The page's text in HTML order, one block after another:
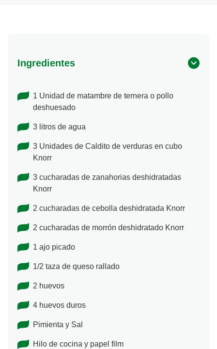
Ingredientes
1 Unidad de matambre de ternera o pollo
deshuesado
3 litros de agua
3 Unidades de Caldito de verduras en cubo
Knorr
3 cucharadas de zanahorias deshidratadas
Knorr
2 cucharadas de cebolla deshidratada Knorr
2 cucharadas de morrón deshidratado Knorr
1 ajo picado
1/2 taza de queso rallado
2 huevos
4 huevos duros
Pimienta y Sal
Hilo de cocina y papel film